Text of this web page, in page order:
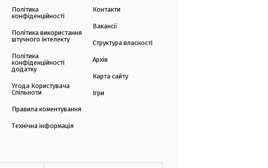
Політика
конфіденційності
Політика використання
штучного інтелекту
Політика
конфіденційності
додатку
Угода Користувача
Спільноти
Правила коментування
Технічна інформація
Контакти
Вакансії
Структура власності
Архів
Карта сайту
Ігри